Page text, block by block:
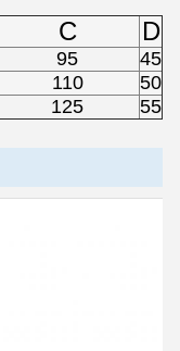
C D
95
45
110
50
125 55